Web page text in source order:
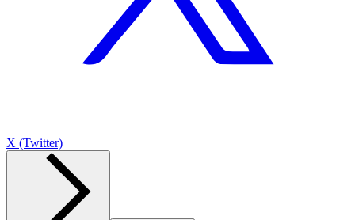
X (Twitter)